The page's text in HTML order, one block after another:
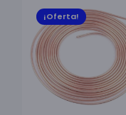
¡Oferta!